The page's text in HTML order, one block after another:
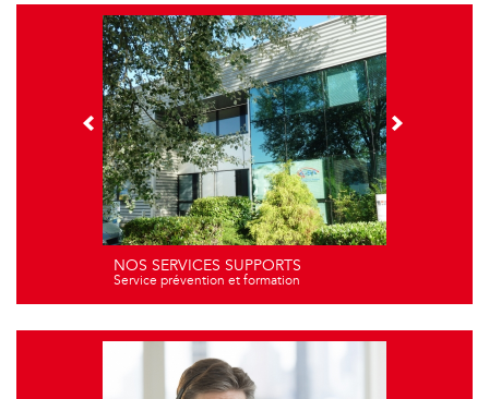
NOS SERVICES SUPPORTS
Service prévention et formation